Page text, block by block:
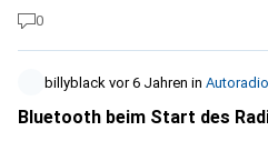
0
billyblack vor 6 Jahren in Autoradio
Bluetooth beim Start des